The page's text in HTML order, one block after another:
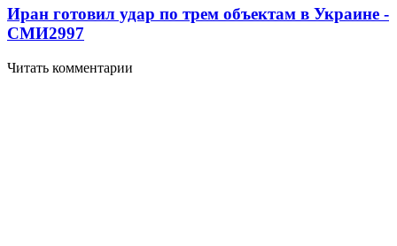
Иран готовил удар по трем объектам в Украине -
СМИ2997
Читать комментарии